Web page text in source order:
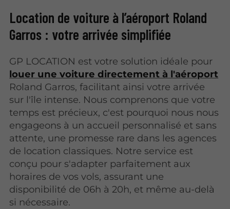
Location de voiture à l’aéroport Roland
Garros : votre arrivée simplifiée
GP LOCATION est votre solution idéale pour
louer une voiture directement à l'aéroport
Roland Garros, facilitant ainsi votre arrivée
sur l'île intense. Nous comprenons que votre
temps est précieux, c'est pourquoi nous nous
engageons à un accueil personnalisé et sans
attente, une promesse rare dans les agences
de location classiques. Notre service est
conçu pour s'adapter parfaitement aux
horaires de vos vols, assurant une
disponibilité de 06h à 20h, et même au-delà
si nécessaire.